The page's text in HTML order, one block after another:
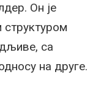
Он је
са
на друге.